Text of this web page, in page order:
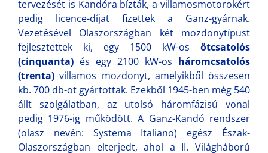
tervezését is Kandóra bízták, a villamosmotorokért
pedig licence-díjat fizettek a Ganz-gyárnak.
Vezetésével Olaszországban két mozdonytípust
fejlesztettek ki, egy 1500 kW-os ötcsatolós
(cinquanta) és egy 2100 kW-os háromcsatolós
(trenta) villamos mozdonyt, amelyikből összesen
kb. 700 db-ot gyártottak. Ezekből 1945-ben még 540
állt szolgálatban, az utolsó háromfázisú vonal
pedig 1976-ig működött. A Ganz-Kandó rendszer
(olasz nevén: Systema Italiano) egész Észak-
Olaszországban elterjedt, ahol a II. Világháború